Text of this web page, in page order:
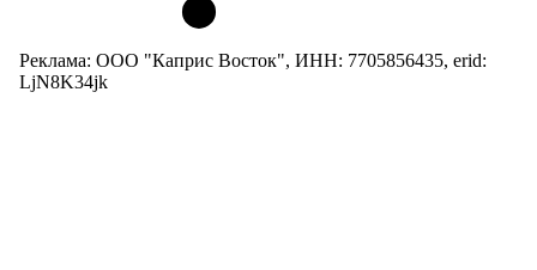
Реклама: ООО "Каприс Восток", ИНН: 7705856435, erid:
LjN8K34jk